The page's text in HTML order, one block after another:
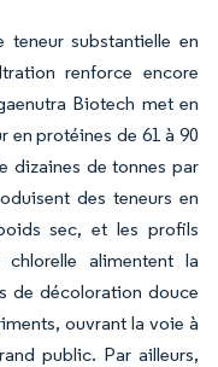
substantielle en
renforce encore
Biotech met en
en protéines de 61 à 90
dizaines de tonnes par
des teneurs en
sec, et les profils
alimentent la
de décoloration douce
ouvrant la voie à
public. Par ailleurs,